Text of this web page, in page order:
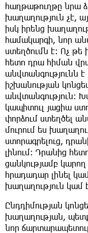
հաղթաթուղթը նրա
խաղաղություն չէ,
իսկ իրենց
համակարգի, նոր
ստեղծումն է։ Ոչ
հետո դրա հիման
անվտանգությունն է
իշխանության
անվտանգություն։
կապիտուլ յացիա
փորձում ստեղծել
մուրում ես
ստորագրելուց,
լինում։ Դրանից
ցանկությամբ
հրադադար լինել
խաղաղություն կամ
Ընդդիմության
խաղաղության,
նոր